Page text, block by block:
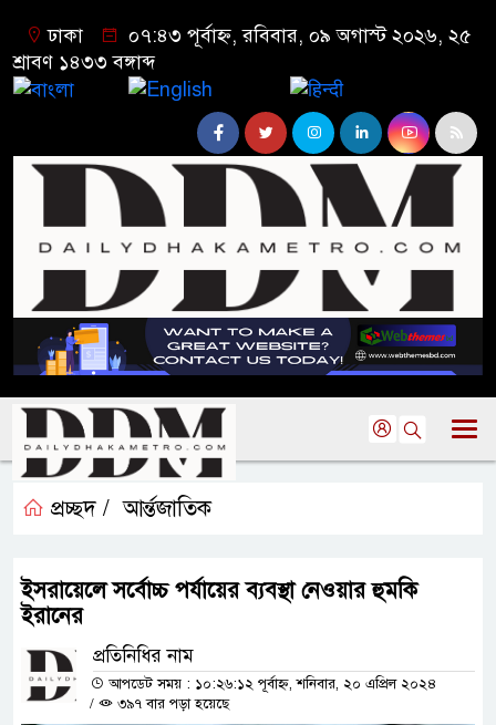
ঢাকা
০৭:৪৩ পূর্বাহ্ন, রবিবার, ০৯ অগাস্ট ২০২৬, ২৫
শ্রাবণ ১৪৩৩ বঙ্গাব্দ
প্রচ্ছদ / আর্ন্তজাতিক
ইসরায়েলে সর্বোচ্চ পর্যায়ের ব্যবস্থা নেওয়ার হুমকি
ইরানের
প্রতিনিধির নাম
আপডেট সময় : ১০:২৬:১২ পূর্বাহ্ন, শনিবার, ২০ এপ্রিল ২০২৪
/
৩৯৭ বার পড়া হয়েছে